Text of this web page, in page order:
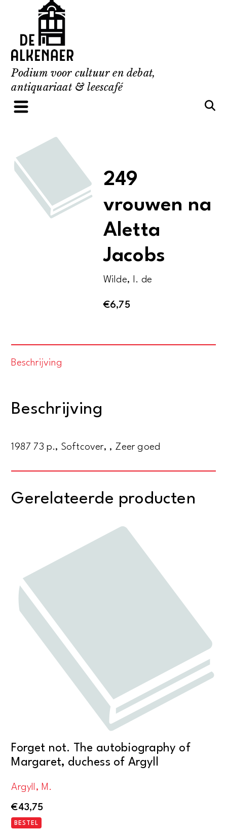
content
Podium voor cultuur en debat,
antiquariaat & leescafé
249
vrouwen na
Aletta
Jacobs
Wilde, I. de
€6,75
Beschrijving
Beschrijving
1987 73 p., Softcover, , Zeer goed
Gerelateerde producten
Forget not. The autobiography of
Margaret, duchess of Argyll
Argyll, M.
€43,75
BESTEL